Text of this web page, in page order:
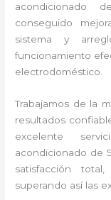
acondicionado
conseguido
sistema y
funcionamiento
electrodoméstico.
Trabajamos de la
resultados
excelente
acondicionado de
satisfacción total,
superando así las